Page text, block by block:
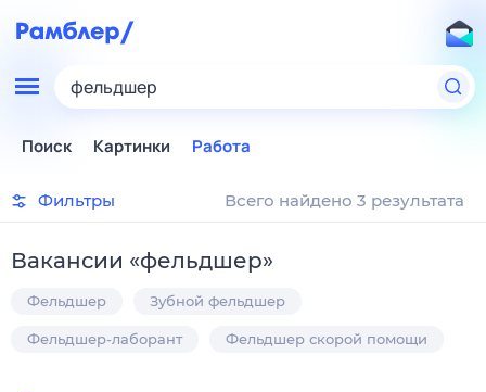
фельдшер
Поиск Картинки Работа
Фильтры Всего найдено 3 результата
Вакансии «фельдшер»
Фельдшер Зубной фельдшер
Фельдшер-лаборант Фельдшер скорой помощи